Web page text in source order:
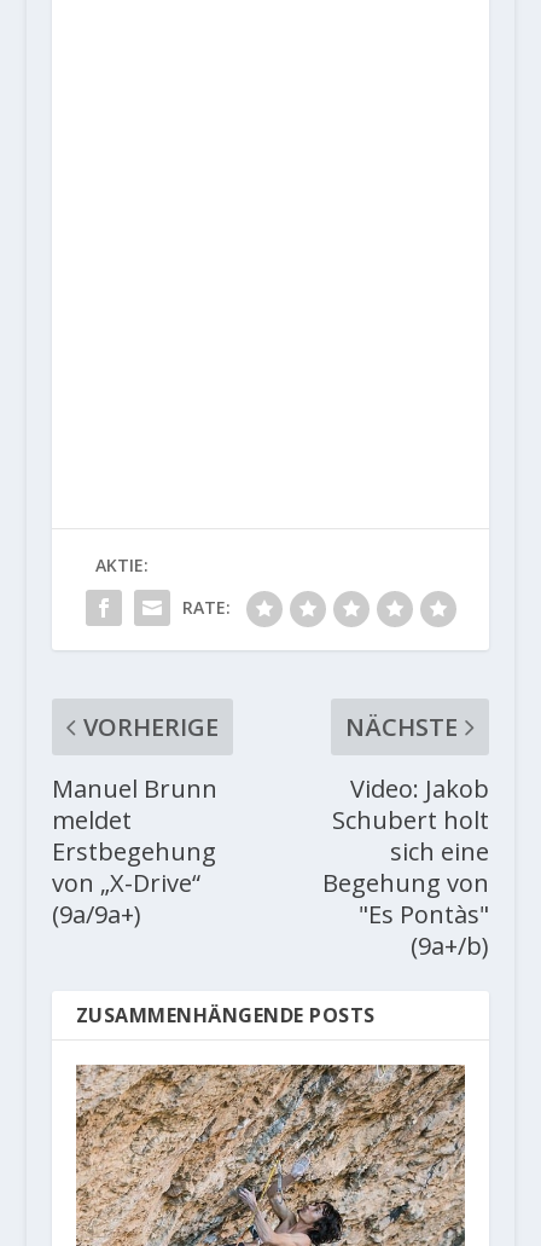
AKTIE:
RATE:
VORHERIGE
Manuel Brunn
meldet
Erstbegehung
von „X-Drive“
(9a/9a+)
NÄCHSTE
Video: Jakob
Schubert holt
sich eine
Begehung von
"Es Pontàs"
(9a+/b)
ZUSAMMENHÄNGENDE POSTS